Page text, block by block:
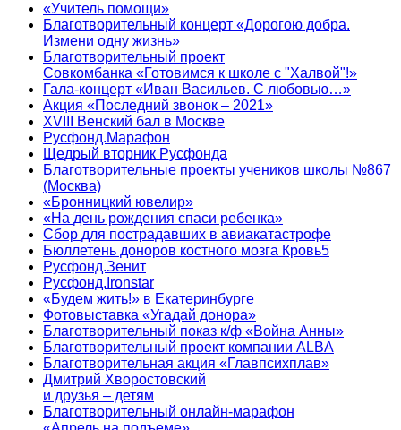
«Учитель помощи»
Благотворительный концерт «Дорогою добра.
Измени одну жизнь»
Благотворительный проект
Совкомбанка «Готовимся к школе с "Халвой"!»
Гала-концерт «Иван Васильев. С любовью…»
Акция «Последний звонок – 2021»
XVIII Венский бал в Москве
Русфонд.Марафон
Щедрый вторник Русфонда
Благотворительные проекты учеников школы №867
(Москва)
«Бронницкий ювелир»
«На день рождения спаси ребенка»
Сбор для пострадавших в авиакатастрофе
Бюллетень доноров костного мозга Кровь5
Русфонд.Зенит
Русфонд.Ironstar
«Будем жить!» в Екатеринбурге
Фотовыставка «Угадай донора»
Благотворительный показ к/ф «Война Анны»
Благотворительный проект компании ALBA
Благотворительная акция «Главпсихплав»
Дмитрий Хворостовский
и друзья – детям
Благотворительный онлайн‑марафон